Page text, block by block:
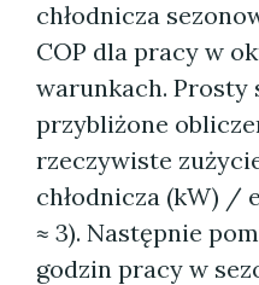
chłodnicza
COP dla pracy w
warunkach. Prosty
przybliżone
rzeczywiste
chłodnicza (kW) /
≈ 3). Następnie
godzin pracy w